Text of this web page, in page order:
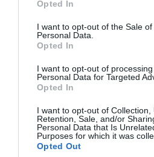
use your data for below specified
consent section.
Opted In
I want to opt-out of the Sale of
Personal Data.
Opted In
I want to opt-out of
Personal Data for Targeted
Opted In
I want to opt-out of Collection,
Retention, Sale, and/or
Personal Data that Is
Purposes for which it was
Opted Out
05.08.2026 | 21:00
Φωτιά σε λεωφορείο στην
05.08.2026 | 20:39
αυτοκινήτου που λίγοι οδηγοί
γνωρίζουν και είναι πολύ
το καλοκαίρι
05.08.2026 | 20:20
Όλες οι
ΠΕΡΙΣΣΟΤΕΡΑ ΑΠΟ